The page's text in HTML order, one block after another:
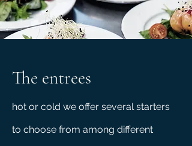
The entrees
hot or cold we offer several starters
to choose from among different